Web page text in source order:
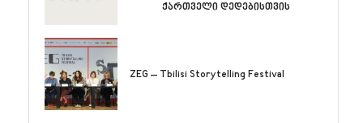
ქართველი დედებისთვის
ZEG – Tbilisi Storytelling Festival